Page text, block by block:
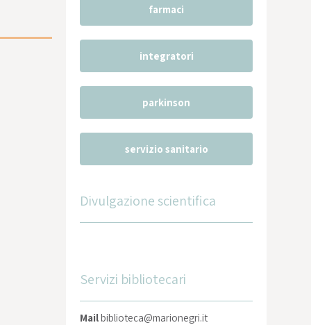
farmaci
integratori
parkinson
servizio sanitario
Divulgazione scientifica
Servizi bibliotecari
Mailbiblioteca@marionegri.it